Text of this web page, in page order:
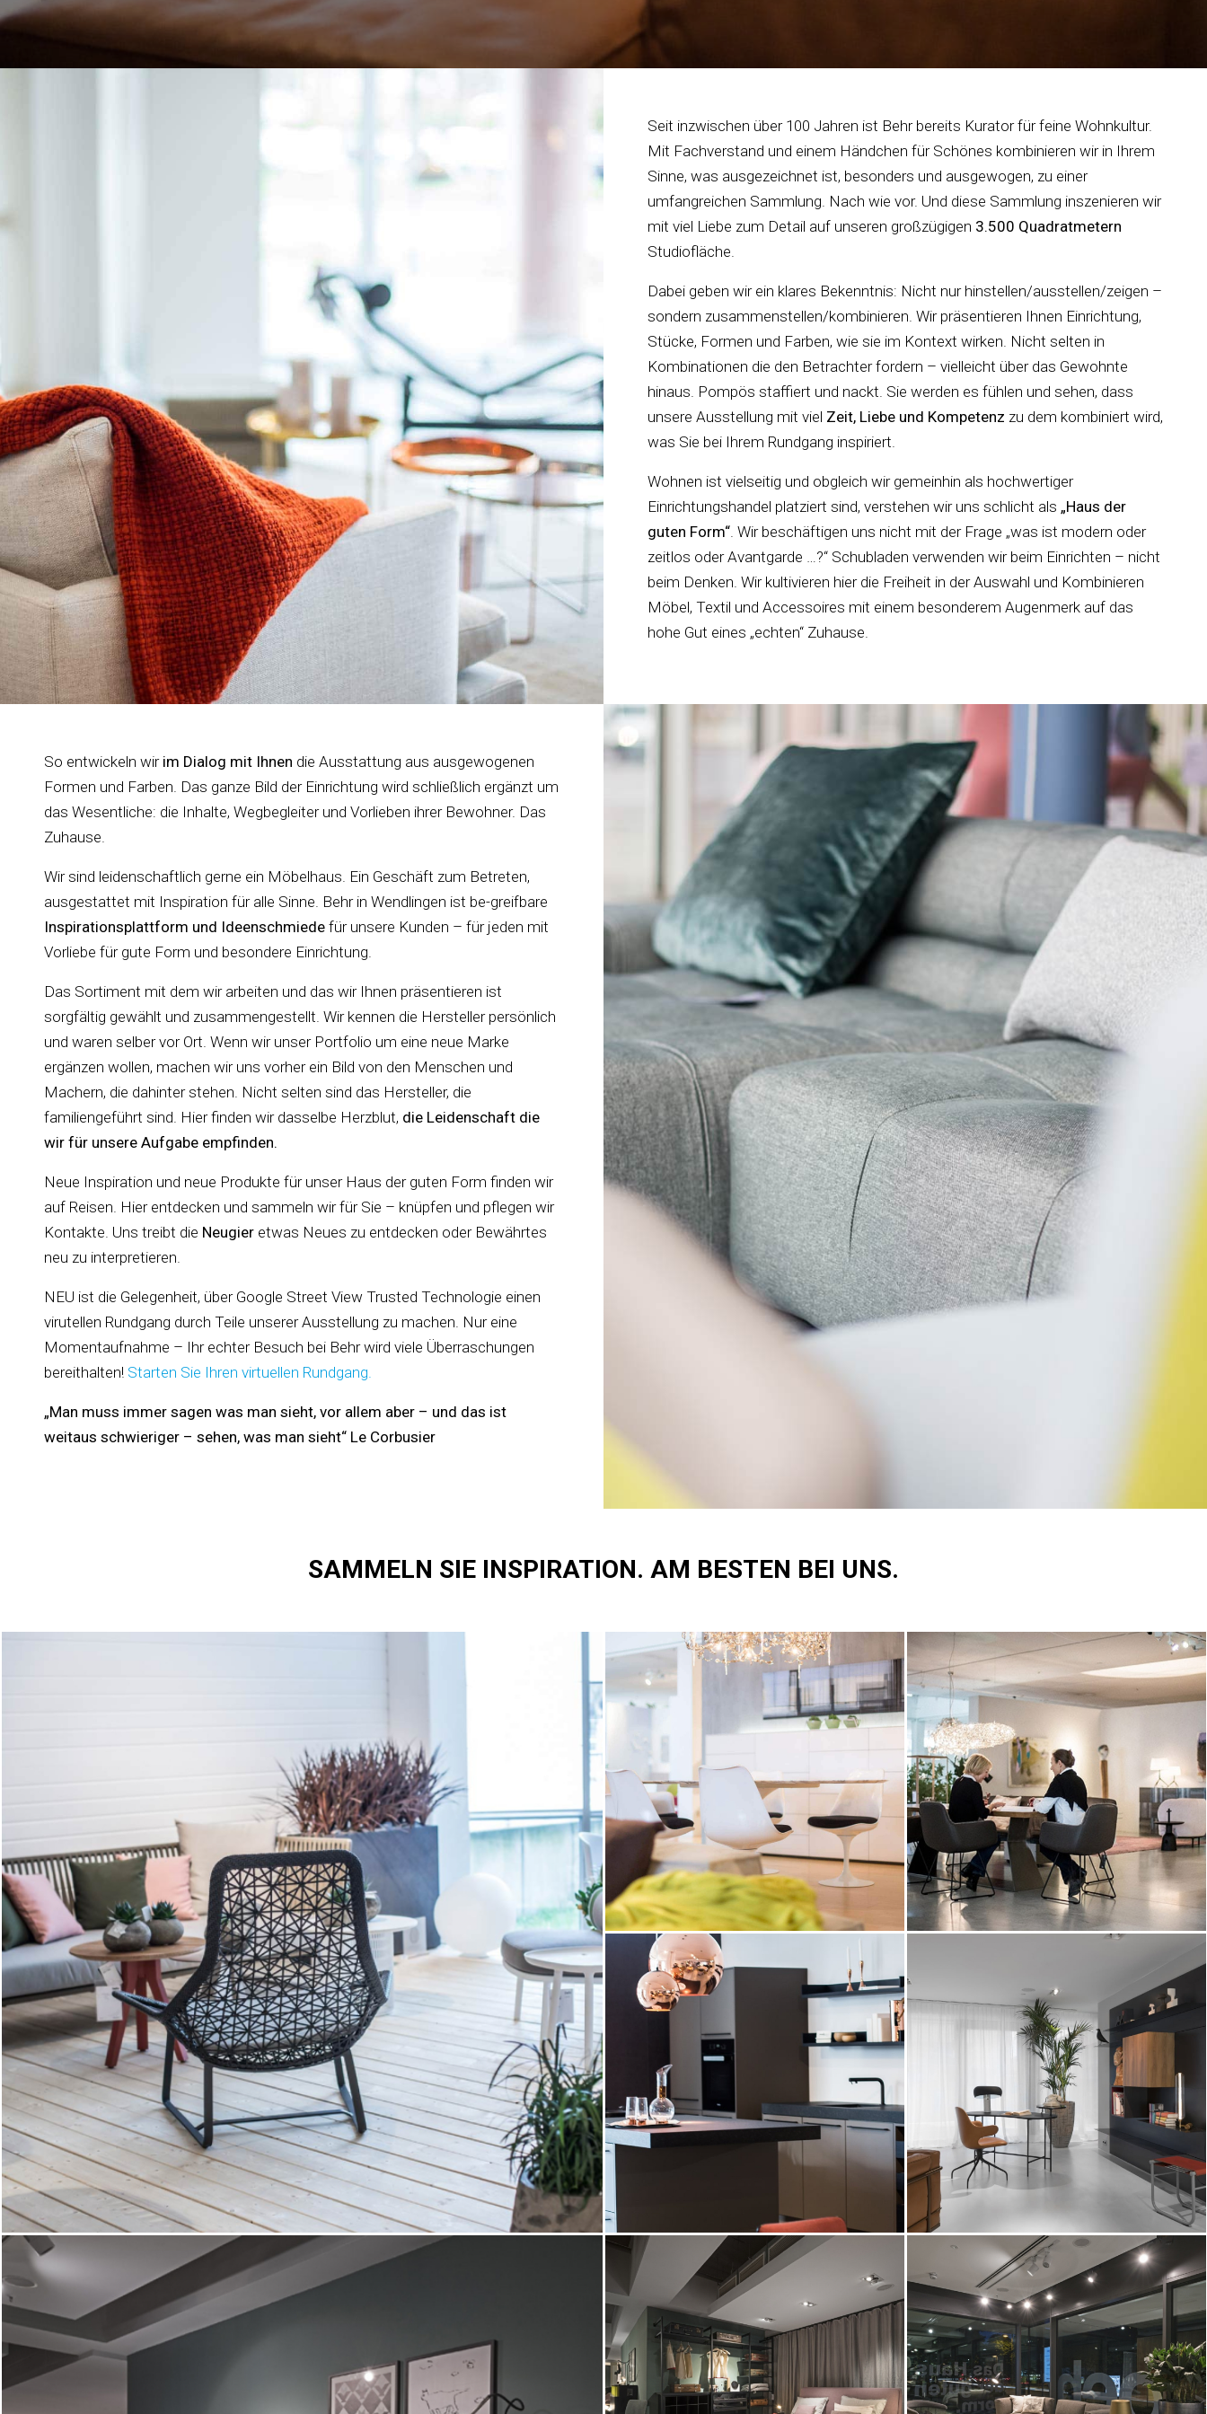
Seit inzwischen über 100 Jahren ist Behr bereits Kurator für feine Wohnkultur.
Mit Fachverstand und einem Händchen für Schönes kombinieren wir in Ihrem
Sinne, was ausgezeichnet ist, besonders und ausgewogen, zu einer
umfangreichen Sammlung. Nach wie vor. Und diese Sammlung inszenieren wir
mit viel Liebe zum Detail auf unseren großzügigen 3.500 Quadratmetern
Studiofläche.
Dabei geben wir ein klares Bekenntnis: Nicht nur hinstellen/ausstellen/zeigen –
sondern zusammenstellen/kombinieren. Wir präsentieren Ihnen Einrichtung,
Stücke, Formen und Farben, wie sie im Kontext wirken. Nicht selten in
Kombinationen die den Betrachter fordern – vielleicht über das Gewohnte
hinaus. Pompös staffiert und nackt. Sie werden es fühlen und sehen, dass
unsere Ausstellung mit viel Zeit, Liebe und Kompetenz zu dem kombiniert wird,
was Sie bei Ihrem Rundgang inspiriert.
Wohnen ist vielseitig und obgleich wir gemeinhin als hochwertiger
Einrichtungshandel platziert sind, verstehen wir uns schlicht als „Haus der
guten Form“. Wir beschäftigen uns nicht mit der Frage „was ist modern oder
zeitlos oder Avantgarde …?“ Schubladen verwenden wir beim Einrichten – nicht
beim Denken. Wir kultivieren hier die Freiheit in der Auswahl und Kombinieren
Möbel, Textil und Accessoires mit einem besonderem Augenmerk auf das
hohe Gut eines „echten“ Zuhause.
So entwickeln wir im Dialog mit Ihnen die Ausstattung aus ausgewogenen
Formen und Farben. Das ganze Bild der Einrichtung wird schließlich ergänzt um
das Wesentliche: die Inhalte, Wegbegleiter und Vorlieben ihrer Bewohner. Das
Zuhause.
Wir sind leidenschaftlich gerne ein Möbelhaus. Ein Geschäft zum Betreten,
ausgestattet mit Inspiration für alle Sinne. Behr in Wendlingen ist be-greifbare
Inspirationsplattform und Ideenschmiedefür unsere Kunden – für jeden mit
Vorliebe für gute Form und besondere Einrichtung.
Das Sortiment mit dem wir arbeiten und das wir Ihnen präsentieren ist
sorgfältig gewählt und zusammengestellt. Wir kennen die Hersteller persönlich
und waren selber vor Ort. Wenn wir unser Portfolio um eine neue Marke
ergänzen wollen, machen wir uns vorher ein Bild von den Menschen und
Machern, die dahinter stehen. Nicht selten sind das Hersteller, die
familiengeführt sind. Hier finden wir dasselbe Herzblut, die Leidenschaft die
wir für unsere Aufgabe empfinden.
Neue Inspiration und neue Produkte für unser Haus der guten Form finden wir
auf Reisen. Hier entdecken und sammeln wir für Sie – knüpfen und pflegen wir
Kontakte. Uns treibt die Neugieretwas Neues zu entdecken oder Bewährtes
neu zu interpretieren.
NEU ist die Gelegenheit, über Google Street View Trusted Technologie einen
virutellen Rundgang durch Teile unserer Ausstellung zu machen. Nur eine
Momentaufnahme – Ihr echter Besuch bei Behr wird viele Überraschungen
bereithalten! Starten Sie Ihren virtuellen Rundgang.
„Man muss immer sagen was man sieht, vor allem aber – und das ist
weitaus schwieriger – sehen, was man sieht“ Le Corbusier
SAMMELN SIE INSPIRATION. AM BESTEN BEI UNS.